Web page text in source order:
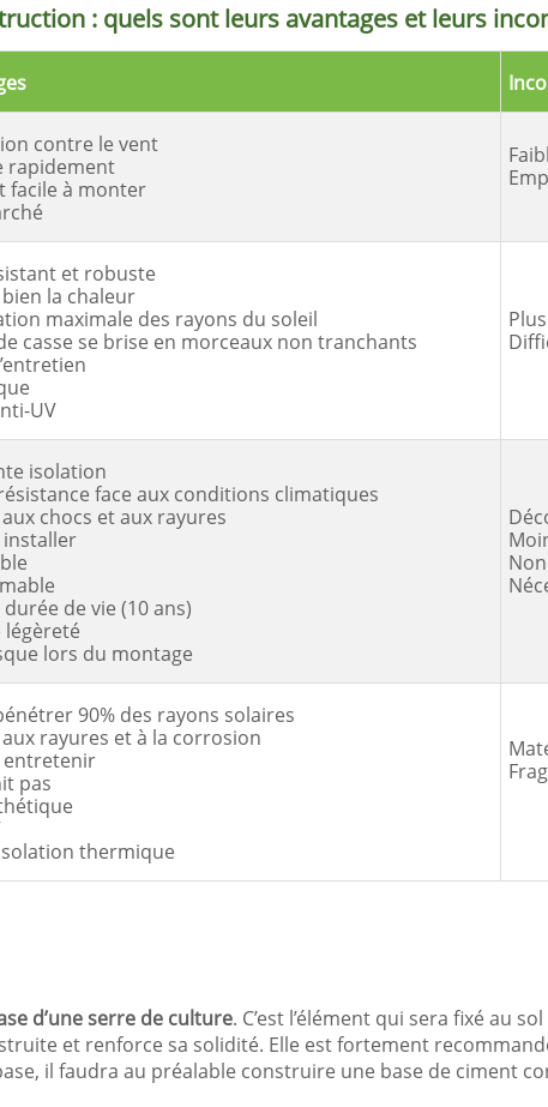
: quels sont leurs avantages et leurs
contre le vent
rapidement
facile à monter
et robuste
la chaleur
maximale des rayons du soleil
casse se brise en morceaux non tranchants
UV
isolation
face aux conditions climatiques
chocs et aux rayures
installer
de vie (10 ans)
légèreté
lors du montage
90% des rayons solaires
aux rayures et à la corrosion
entretenir
pas
thermique
d’une serre de culture. C’est l’élément qui sera fixé au
et renforce sa solidité. Elle est fortement
il faudra au préalable construire une base de ciment